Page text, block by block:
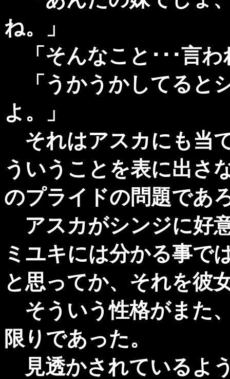
ね。」
「そんなこと･･･言わ
「うかうかしてると
よ。」
それはアスカにも当
ういうことを表に出さ
のプライドの問題であ
アスカがシンジに好
ミユキには分かる事で
と思ってか、それを彼
そういう性格がまた
限りであった。
見透かされているよ